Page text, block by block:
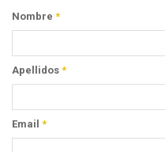
Nombre *
Apellidos *
Email *